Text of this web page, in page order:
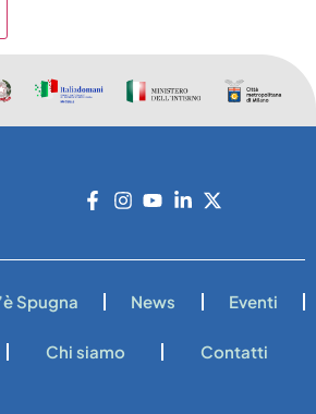
Spugna News Eventi
Chi siamo Contatti